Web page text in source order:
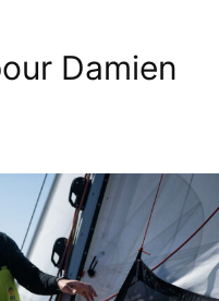
Damien